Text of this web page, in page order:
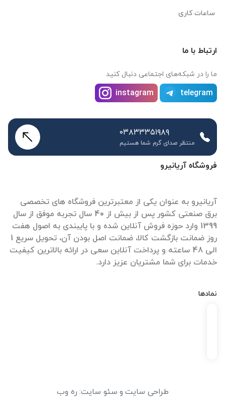
فروشگاه آریانیرو
آریانیرو به عنوان یکی از معتبرترین فروشگاه های تخصصی
برق صنعتی کشور پس از بیش از 40 سال تجربه موفق از سال
1399 وارد حوزه فروش آنلاین شده و با پایبندی به اصول هفت
روز ضمانت بازگشت کالا، ضمانت اصل بودن آن، تحویل سریع 1
الی 48 ساعته و پرداخت آنلاین سعی در ارائه بالاترین کیفیت
خدمات برای شما مشتریان عزیز دارد.
نمادها
ساعات کاری
ارتباط با ما
ما را در شبکه‌های اجتماعی دنبال کنید
telegram
instagram
۰۳۸۳۳۳۵۱۹۸۹
منتظر صدای گرم شما هستیم
طراحی سایت و سئو سایت: ره وب